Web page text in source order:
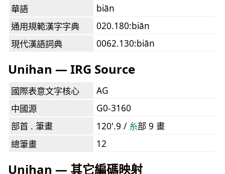
華語
biān
通用規範漢字字典
020.180:biān
現代漢語詞典
0062.130:biān
Unihan — IRG Source
國際表意文字核心
AG
中國源
G0-3160
部首 . 筆畫
120'.9 / ⽷部 9 畫
總筆畫
12
Unihan — 其它編碼映射